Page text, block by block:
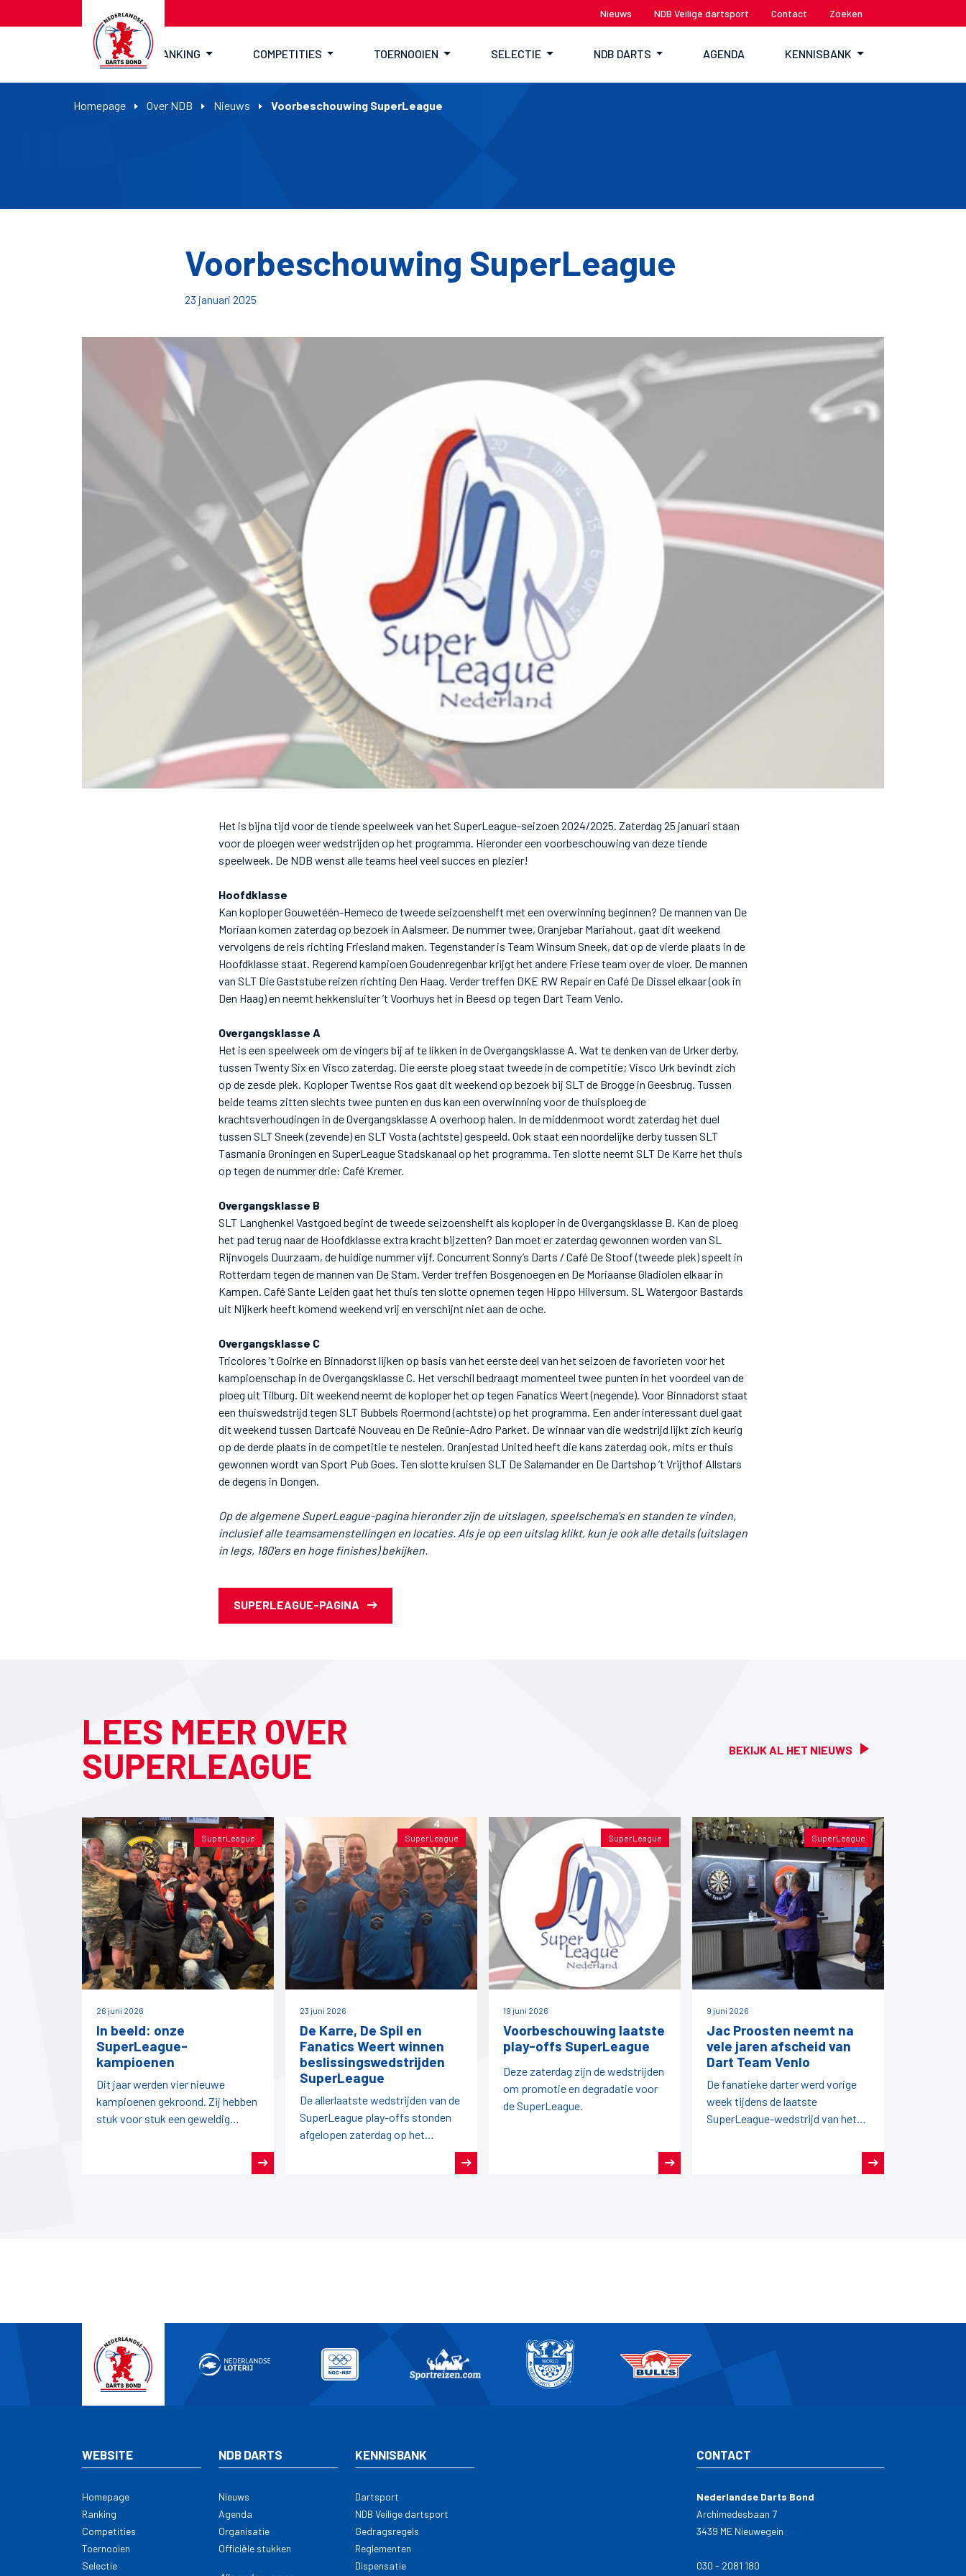
Nieuws NDB Veilige dartsport Contact Zoeken
RANKING COMPETITIES TOERNOOIEN SELECTIE NDB DARTS AGENDA KENNISBANK
Homepage Over NDB Nieuws Voorbeschouwing SuperLeague
Voorbeschouwing SuperLeague
23 januari 2025
Het is bijna tijd voor de tiende speelweek van het SuperLeague-seizoen 2024/2025. Zaterdag 25 januari staan
voor de ploegen weer wedstrijden op het programma. Hieronder een voorbeschouwing van deze tiende
speelweek. De NDB wenst alle teams heel veel succes en plezier!
Hoofdklasse
Kan koploper Gouwetéén-Hemeco de tweede seizoenshelft met een overwinning beginnen? De mannen van De
Moriaan komen zaterdag op bezoek in Aalsmeer. De nummer twee, Oranjebar Mariahout, gaat dit weekend
vervolgens de reis richting Friesland maken. Tegenstander is Team Winsum Sneek, dat op de vierde plaats in de
Hoofdklasse staat. Regerend kampioen Goudenregenbar krijgt het andere Friese team over de vloer. De mannen
van SLT Die Gaststube reizen richting Den Haag. Verder treffen DKE RW Repair en Café De Dissel elkaar (ook in
Den Haag) en neemt hekkensluiter ’t Voorhuys het in Beesd op tegen Dart Team Venlo.
Overgangsklasse A
Het is een speelweek om de vingers bij af te likken in de Overgangsklasse A. Wat te denken van de Urker derby,
tussen Twenty Six en Visco zaterdag. Die eerste ploeg staat tweede in de competitie; Visco Urk bevindt zich
op de zesde plek. Koploper Twentse Ros gaat dit weekend op bezoek bij SLT de Brogge in Geesbrug. Tussen
beide teams zitten slechts twee punten en dus kan een overwinning voor de thuisploeg de
krachtsverhoudingen in de Overgangsklasse A overhoop halen. In de middenmoot wordt zaterdag het duel
tussen SLT Sneek (zevende) en SLT Vosta (achtste) gespeeld. Ook staat een noordelijke derby tussen SLT
Tasmania Groningen en SuperLeague Stadskanaal op het programma. Ten slotte neemt SLT De Karre het thuis
op tegen de nummer drie: Café Kremer.
Overgangsklasse B
SLT Langhenkel Vastgoed begint de tweede seizoenshelft als koploper in de Overgangsklasse B. Kan de ploeg
het pad terug naar de Hoofdklasse extra kracht bijzetten? Dan moet er zaterdag gewonnen worden van SL
Rijnvogels Duurzaam, de huidige nummer vijf. Concurrent Sonny’s Darts / Café De Stoof (tweede plek) speelt in
Rotterdam tegen de mannen van De Stam. Verder treffen Bosgenoegen en De Moriaanse Gladiolen elkaar in
Kampen. Café Sante Leiden gaat het thuis ten slotte opnemen tegen Hippo Hilversum. SL Watergoor Bastards
uit Nijkerk heeft komend weekend vrij en verschijnt niet aan de oche.
Overgangsklasse C
Tricolores ’t Goirke en Binnadorst lijken op basis van het eerste deel van het seizoen de favorieten voor het
kampioenschap in de Overgangsklasse C. Het verschil bedraagt momenteel twee punten in het voordeel van de
ploeg uit Tilburg. Dit weekend neemt de koploper het op tegen Fanatics Weert (negende). Voor Binnadorst staat
een thuiswedstrijd tegen SLT Bubbels Roermond (achtste) op het programma. Een ander interessant duel gaat
dit weekend tussen Dartcafé Nouveau en De Reünie-Adro Parket. De winnaar van die wedstrijd lijkt zich keurig
op de derde plaats in de competitie te nestelen. Oranjestad United heeft die kans zaterdag ook, mits er thuis
gewonnen wordt van Sport Pub Goes. Ten slotte kruisen SLT De Salamander en De Dartshop ’t Vrijthof Allstars
de degens in Dongen.
Op de algemene SuperLeague-pagina hieronder zijn de uitslagen, speelschema's en standen te vinden,
inclusief alle teamsamenstellingen en locaties. Als je op een uitslag klikt, kun je ook alle details (uitslagen
in legs, 180'ers en hoge finishes) bekijken.
SUPERLEAGUE-PAGINA
LEES MEER OVER
SUPERLEAGUE
BEKIJK AL HET NIEUWS
SuperLeague
26 juni 2026
In beeld: onze
SuperLeague-
kampioenen
Dit jaar werden vier nieuwe
kampioenen gekroond. Zij hebben
stuk voor stuk een geweldig
SuperLeague
23 juni 2026
De Karre, De Spil en
Fanatics Weert winnen
beslissingswedstrijden
SuperLeague
De allerlaatste wedstrijden van de
SuperLeague play-offs stonden
afgelopen zaterdag op het
SuperLeague
19 juni 2026
Voorbeschouwing laatste
play-offs SuperLeague
Deze zaterdag zijn de wedstrijden
om promotie en degradatie voor
de SuperLeague.
SuperLeague
9 juni 2026
Jac Proosten neemt na
vele jaren afscheid van
Dart Team Venlo
De fanatieke darter werd vorige
week tijdens de laatste
SuperLeague-wedstrijd van het
WEBSITE
Homepage
Ranking
Competities
Toernooien
Selectie
NDB DARTS
Nieuws
Agenda
Organisatie
Officiële stukken
KENNISBANK
Dartsport
NDB Veilige dartsport
Gedragsregels
Reglementen
Dispensatie
CONTACT
Nederlandse Darts Bond
Archimedesbaan 7
3439 ME Nieuwegein
030 - 2081 180